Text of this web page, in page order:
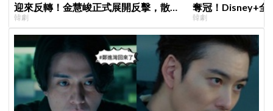
迎來反轉！金慧峻正式展開反擊，散發
「叔叔李棟旭」般強大氣場
韓劇
奪冠！Disney+全
紀錄
韓劇